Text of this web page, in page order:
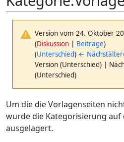
Version vom 24. Oktober
(Diskussion | Beiträge)
(Unterschied) ←
Version (Unterschied) |
(Unterschied)
Um die die Vorlagenseiten
wurde die Kategorisierung auf
ausgelagert.